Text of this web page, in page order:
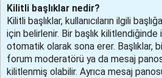
Kilitli başlıklar nedir?
Kilitli başlıklar, kullanıcıların ilgili
için belirlenir. Bir başlık
otomatik olarak sona erer. Başlıklar,
forum moderatörü ya da mesaj
kilitlenmiş olabilir. Ayrıca mesaj